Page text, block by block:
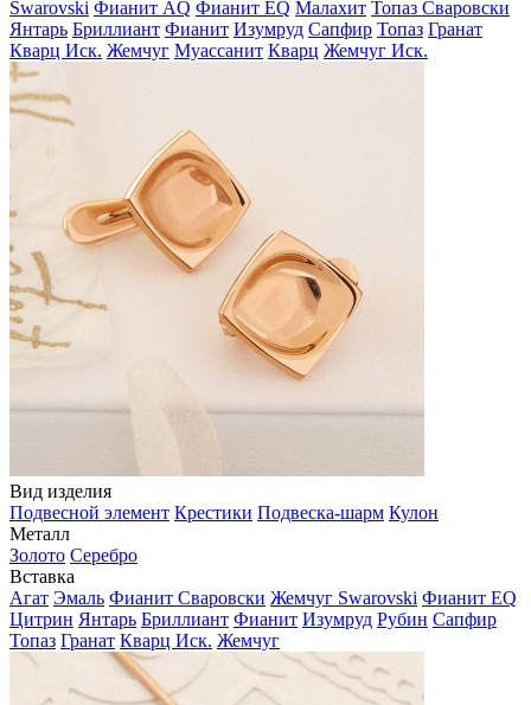
Swarovski Фианит AQ Фианит EQ Малахит Топаз Сваровски
Янтарь Бриллиант Фианит Изумруд Сапфир Топаз Гранат
Кварц Иск. Жемчуг Муассанит Кварц Жемчуг Иск.
Вид изделия
Подвесной элемент Крестики Подвеска-шарм Кулон
Металл
Золото Серебро
Вставка
Агат Эмаль Фианит Сваровски Жемчуг Swarovski Фианит EQ
Цитрин Янтарь Бриллиант Фианит Изумруд Рубин Сапфир
Топаз Гранат Кварц Иск. Жемчуг